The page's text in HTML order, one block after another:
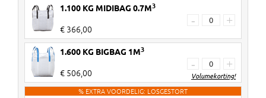
1.100 KG MIDIBAG 0.7M3
€ 366,00
- +
1.600 KG BIGBAG 1M3
€ 506,00
- +
Volumekorting!
% EXTRA VOORDELIG: LOSGESTORT